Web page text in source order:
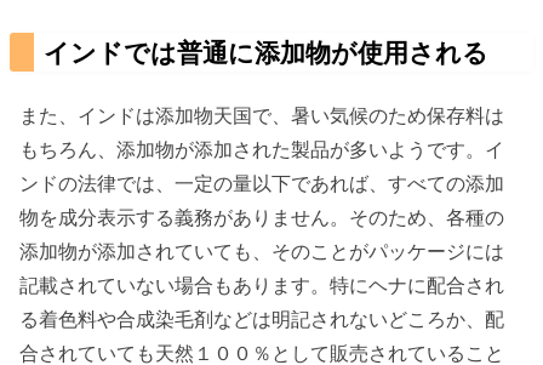
インドでは普通に添加物が使用される
また、インドは添加物天国で、暑い気候のため保存料は
もちろん、添加物が添加された製品が多いようです。イ
ンドの法律では、一定の量以下であれば、すべての添加
物を成分表示する義務がありません。そのため、各種の
添加物が添加されていても、そのことがパッケージには
記載されていない場合もあります。特にヘナに配合され
る着色料や合成染毛剤などは明記されないどころか、配
合されていても天然１００％として販売されていること